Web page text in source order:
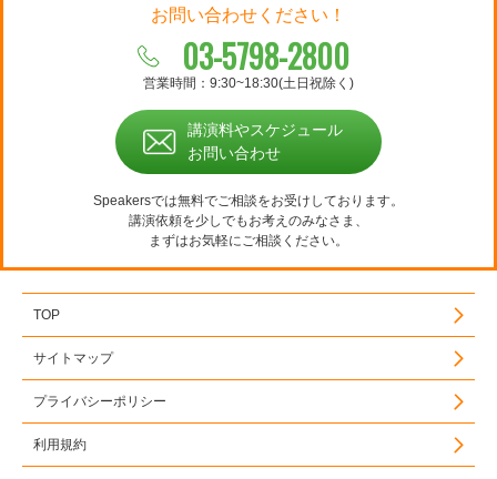
お問い合わせください！
03-5798-2800
営業時間：9:30~18:30(土日祝除く)
講演料やスケジュール
お問い合わせ
Speakersでは無料でご相談をお受けしております。
講演依頼を少しでもお考えのみなさま、
まずはお気軽にご相談ください。
TOP
サイトマップ
プライバシーポリシー
利用規約